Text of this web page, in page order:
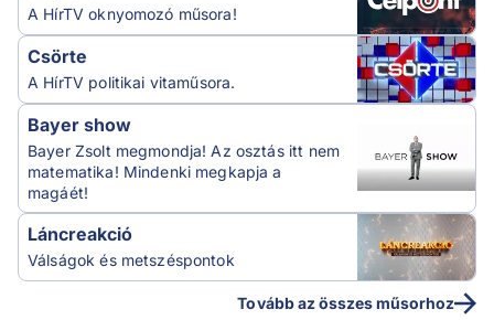
A HírTV oknyomozó műsora!
Csörte
A HírTV politikai vitaműsora.
Bayer show
Bayer Zsolt megmondja! Az osztás itt nem
matematika! Mindenki megkapja a
magáét!
Láncreakció
Válságok és metszéspontok
Tovább az összes műsorhoz